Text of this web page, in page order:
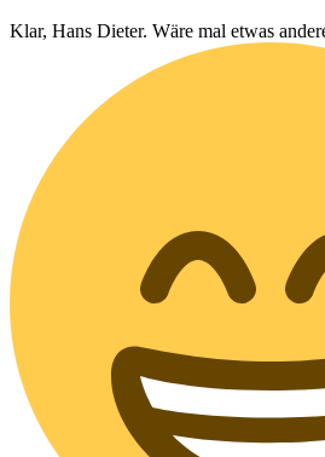
Klar, Hans Dieter. Wäre mal etwas